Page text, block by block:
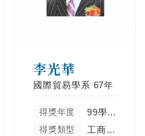
李光華
國際貿易學系 67年
得獎年度 99學年度
得獎類型 工商菁英類